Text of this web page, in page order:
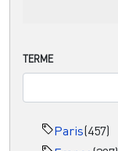
TERME
Paris(457)